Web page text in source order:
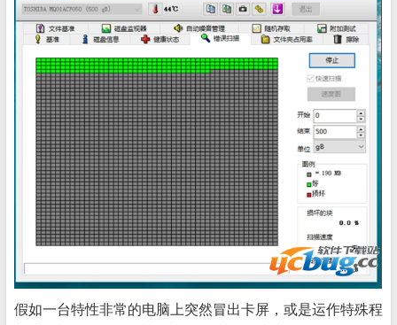
假如一台特性非常的电脑上突然冒出卡屏，或是运作特殊程